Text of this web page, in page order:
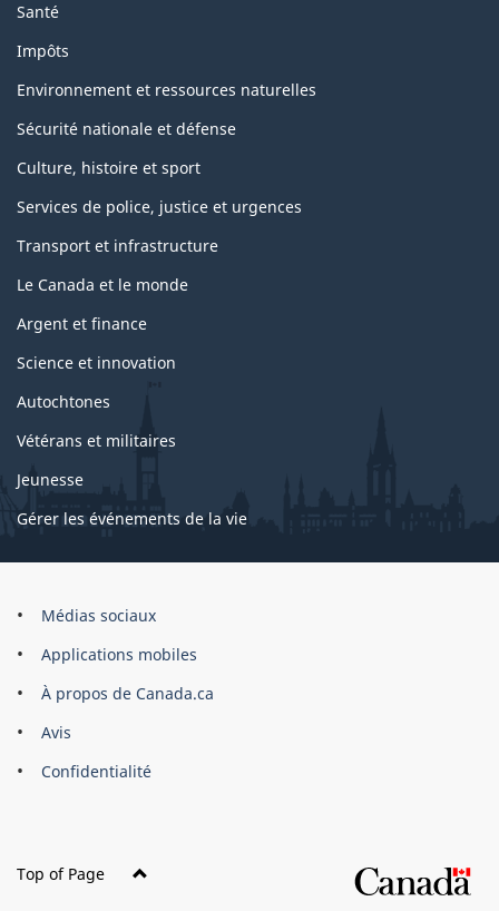
Santé
Impôts
Environnement et ressources naturelles
Sécurité nationale et défense
Culture, histoire et sport
Services de police, justice et urgences
Transport et infrastructure
Le Canada et le monde
Argent et finance
Science et innovation
Autochtones
Vétérans et militaires
Jeunesse
Gérer les événements de la vie
Organisation
gouvernement
du
Canada
Médias sociaux
Applications mobiles
À propos de Canada.ca
Avis
Confidentialité
Top of Page